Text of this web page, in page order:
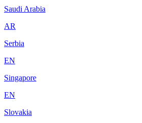
Saudi Arabia
AR
Serbia
EN
Singapore
EN
Slovakia